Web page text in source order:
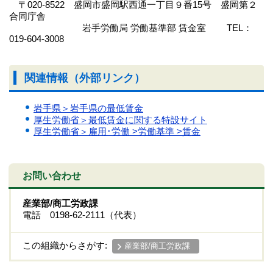
〒020-8522 盛岡市盛岡駅西通一丁目９番15号 盛岡第２
合同庁舎
岩手労働局 労働基準部 賃金室 TEL：
019-604-3008
関連情報（外部リンク）
岩手県＞岩手県の最低賃金
厚生労働省＞最低賃金に関する特設サイト
厚生労働省＞雇用･労働 >労働基準 >賃金
お問い合わせ
産業部/商工労政課
電話 0198-62-2111（代表）
この組織からさがす: 産業部/商工労政課